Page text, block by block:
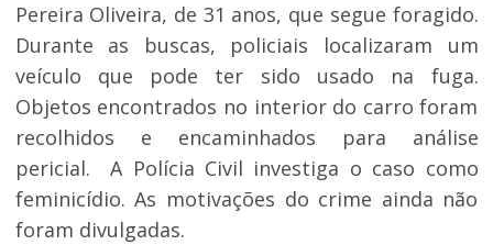
Pereira Oliveira, de 31 anos, que segue foragido.
Durante as buscas, policiais localizaram um
veículo que pode ter sido usado na fuga.
Objetos encontrados no interior do carro foram
recolhidos e encaminhados para análise
pericial. A Polícia Civil investiga o caso como
feminicídio. As motivações do crime ainda não
foram divulgadas.